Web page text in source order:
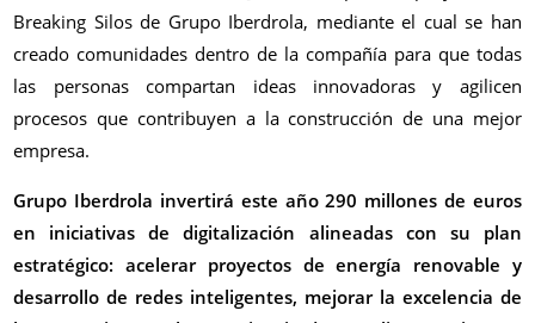
Breaking Silos de Grupo Iberdrola, mediante el cual se han
creado comunidades dentro de la compañía para que todas
las personas compartan ideas innovadoras y agilicen
procesos que contribuyen a la construcción de una mejor
empresa.
Grupo Iberdrola invertirá este año 290 millones de euros
en iniciativas de digitalización alineadas con su plan
estratégico: acelerar proyectos de energía renovable y
desarrollo de redes inteligentes, mejorar la excelencia de